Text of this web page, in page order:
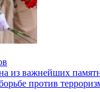
из важнейших
против